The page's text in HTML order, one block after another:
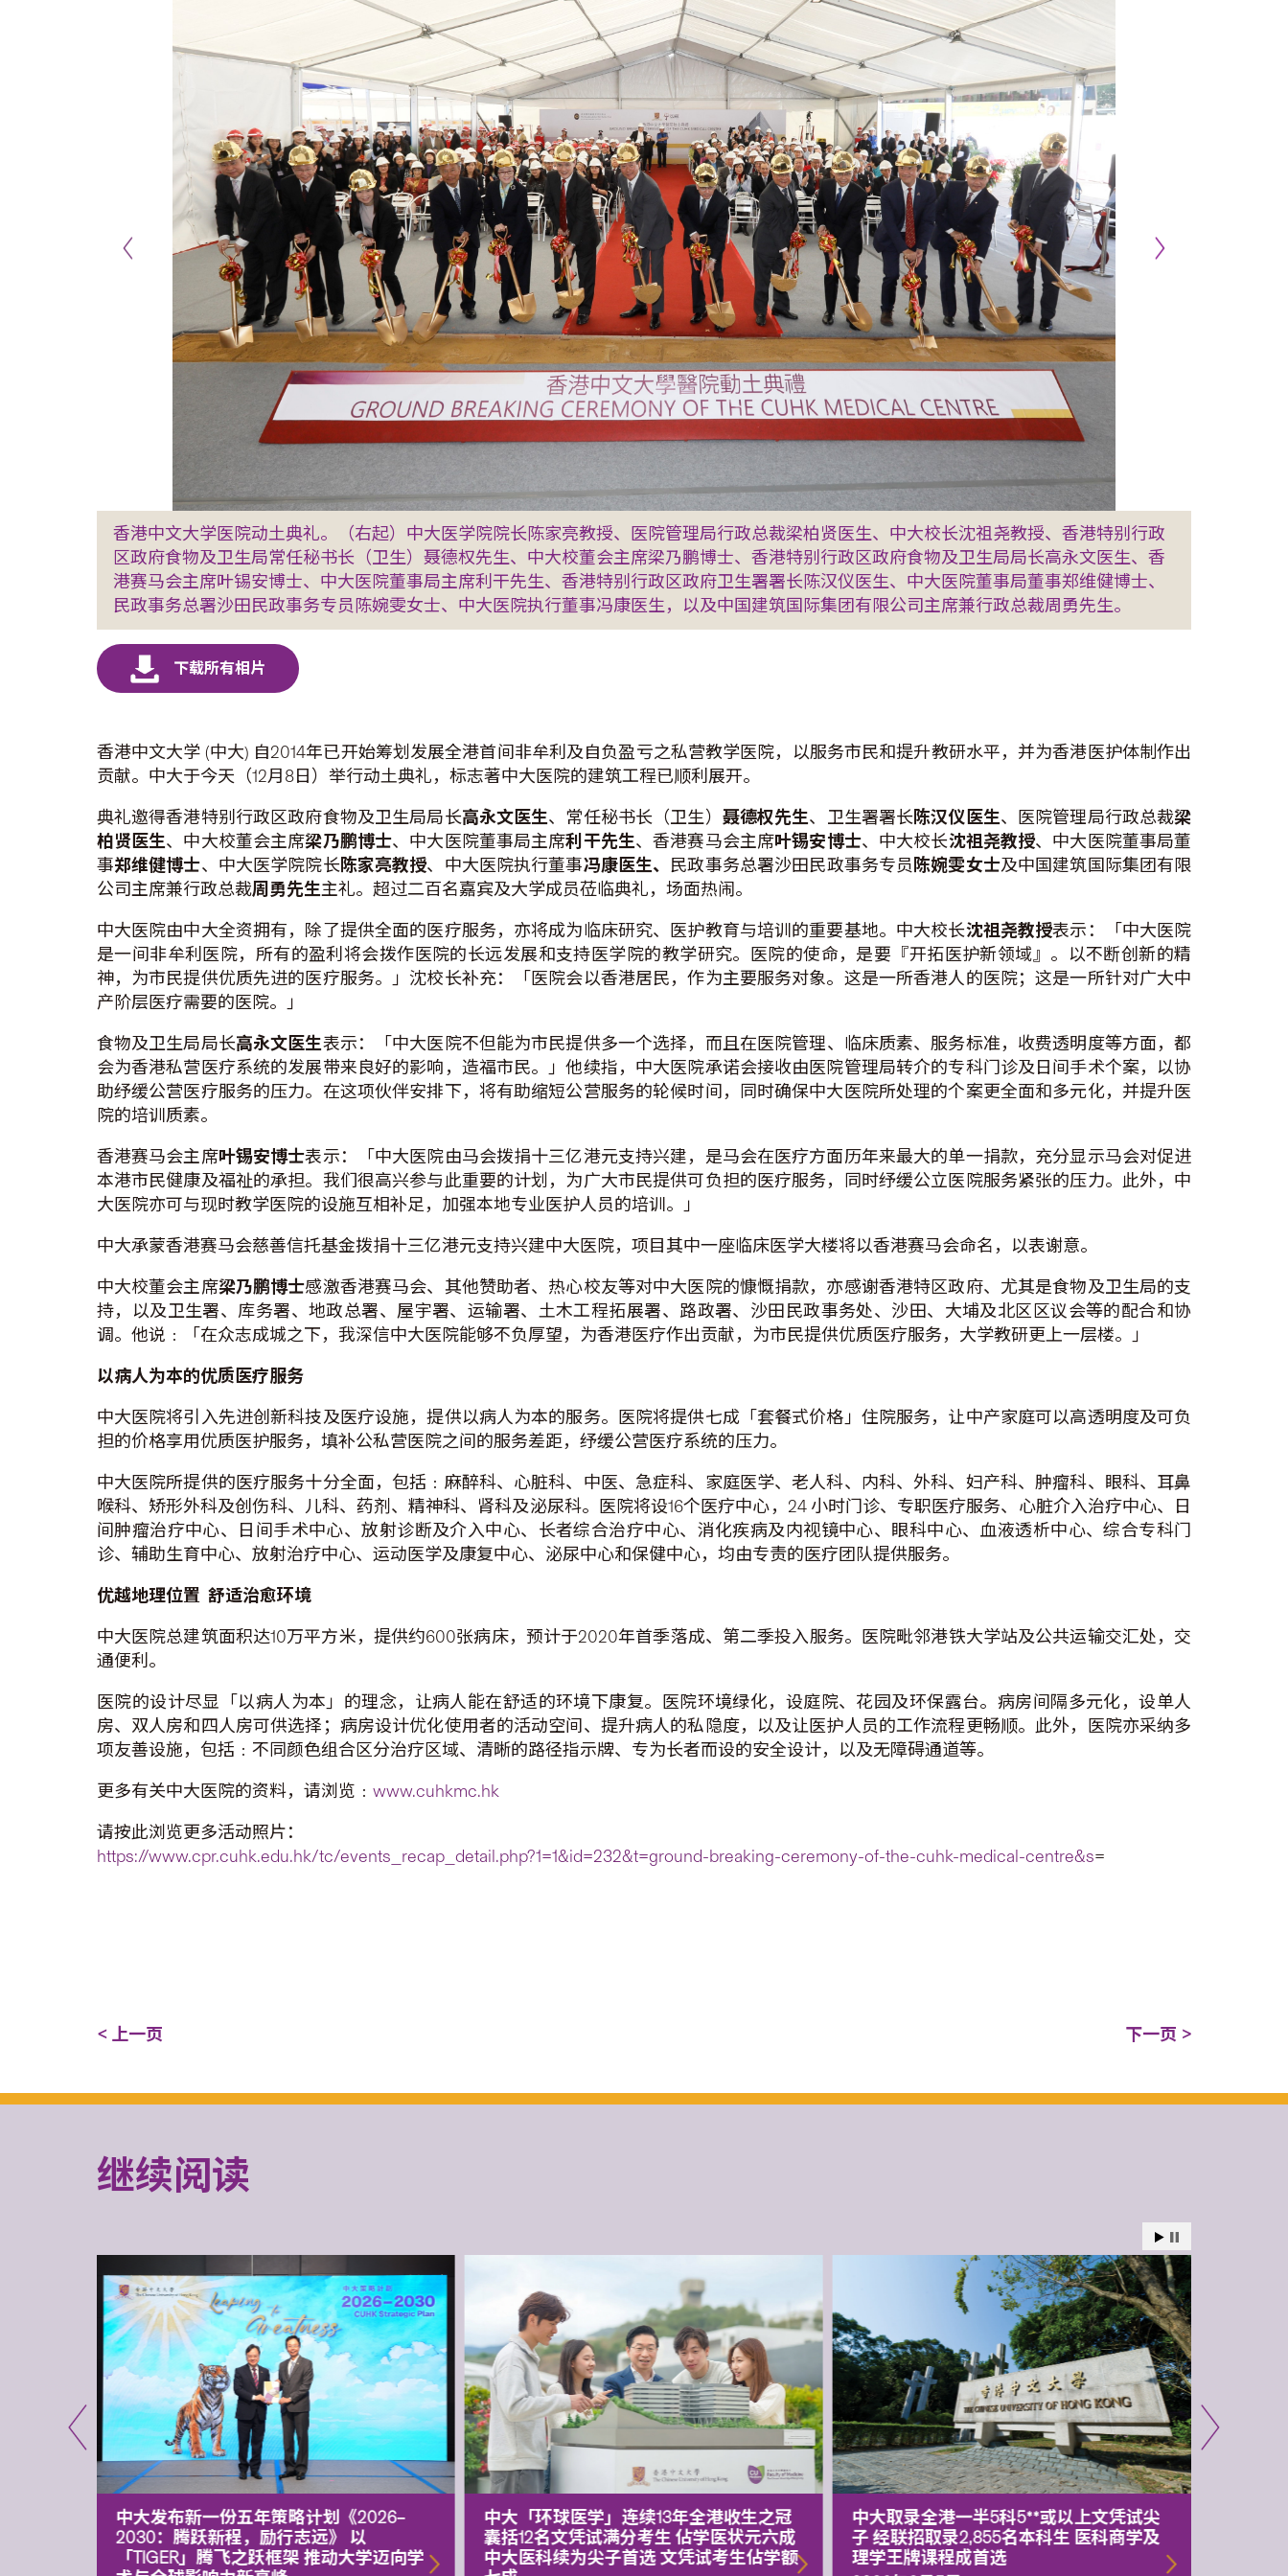
香港中文大学医院动土典礼。（右起）中大医学院院长陈家亮教授、医院管理局行政总裁梁柏贤医生、中大校长沈祖尧教授、香港特别行政
区政府食物及卫生局常任秘书长（卫生）聂德权先生、中大校董会主席梁乃鹏博士、香港特别行政区政府食物及卫生局局长高永文医生、香
港赛马会主席叶锡安博士、中大医院董事局主席利干先生、香港特别行政区政府卫生署署长陈汉仪医生、中大医院董事局董事郑维健博士、
民政事务总署沙田民政事务专员陈婉雯女士、中大医院执行董事冯康医生，以及中国建筑国际集团有限公司主席兼行政总裁周勇先生。
香港中文大学 (中大) 自2014年已开始筹划发展全港首间非牟利及自负盈亏之私营教学医院，以服务市民和提升教研水平，并为香港医护体制作出
贡献。中大于今天（12月8日）举行动土典礼，标志著中大医院的建筑工程已顺利展开。
典礼邀得香港特别行政区政府食物及卫生局局长高永文医生、常任秘书长（卫生） 聂德权先生、卫生署署长陈汉仪医生、医院管理局行政总裁梁
柏贤医生、中大校董会主席梁乃鹏博士、中大医院董事局主席利干先生、香港赛马会主席叶锡安博士、中大校长沈祖尧教授、中大医院董事局董
事郑维健博士、中大医学院院长陈家亮教授、中大医院执行董事冯康医生、 民政事务总署沙田民政事务专员 陈婉雯女士及中国建筑国际集团有限
公司主席兼行政总裁周勇先生主礼。超过二百名嘉宾及大学成员莅临典礼，场面热闹。
中大医院由中大全资拥有，除了提供全面的医疗服务，亦将成为临床研究、医护教育与培训的重要基地。中大校长沈祖尧教授表示：「中大医院
是一间非牟利医院，所有的盈利将会拨作医院的长远发展和支持医学院的教学研究。医院的使命，是要『开拓医护新领域』。以不断创新的精
神，为市民提供优质先进的医疗服务。」沈校长补充：「医院会以香港居民，作为主要服务对象。这是一所香港人的医院；这是一所针对广大中
产阶层医疗需要的医院。」
食物及卫生局局长高永文医生表示：「中大医院不但能为市民提供多一个选择，而且在医院管理、临床质素、服务标准，收费透明度等方面，都
会为香港私营医疗系统的发展带来良好的影响，造福市民。」他续指，中大医院承诺会接收由医院管理局转介的专科门诊及日间手术个案，以协
助纾缓公营医疗服务的压力。在这项伙伴安排下，将有助缩短公营服务的轮候时间，同时确保中大医院所处理的个案更全面和多元化，并提升医
院的培训质素。
香港赛马会主席叶锡安博士表示：「中大医院由马会拨捐十三亿港元支持兴建，是马会在医疗方面历年来最大的单一捐款，充分显示马会对促进
本港市民健康及福祉的承担。我们很高兴参与此重要的计划，为广大市民提供可负担的医疗服务，同时纾缓公立医院服务紧张的压力。此外，中
大医院亦可与现时教学医院的设施互相补足，加强本地专业医护人员的培训。」
中大承蒙香港赛马会慈善信托基金拨捐十三亿港元支持兴建中大医院，项目其中一座临床医学大楼将以香港赛马会命名，以表谢意。
中大校董会主席梁乃鹏博士感激香港赛马会、其他赞助者、热心校友等对中大医院的慷慨捐款，亦感谢香港特区政府、尤其是食物及卫生局的支
持，以及卫生署、库务署、地政总署、屋宇署、运输署、土木工程拓展署、路政署、沙田民政事务处、沙田、大埔及北区区议会等的配合和协
调。他说﹕「在众志成城之下，我深信中大医院能够不负厚望，为香港医疗作出贡献，为市民提供优质医疗服务，大学教研更上一层楼。」
以病人为本的优质医疗服务
中大医院将引入先进创新科技及医疗设施，提供以病人为本的服务。医院将提供七成「套餐式价格」住院服务，让中产家庭可以高透明度及可负
担的价格享用优质医护服务，填补公私营医院之间的服务差距，纾缓公营医疗系统的压力。
中大医院所提供的医疗服务十分全面，包括﹕麻醉科、心脏科、中医、急症科、家庭医学、老人科、内科、外科、妇产科、肿瘤科、眼科、耳鼻
喉科、矫形外科及创伤科、儿科、药剂、精神科、肾科及泌尿科。医院将设16个医疗中心，24 小时门诊、专职医疗服务、心脏介入治疗中心、日
间肿瘤治疗中心、日间手术中心、放射诊断及介入中心、长者综合治疗中心、消化疾病及内视镜中心、眼科中心、血液透析中心、综合专科门
诊、辅助生育中心、放射治疗中心、运动医学及康复中心、泌尿中心和保健中心，均由专责的医疗团队提供服务。
优越地理位置 舒适治愈环境
中大医院总建筑面积达10万平方米，提供约600张病床，预计于2020年首季落成、第二季投入服务。医院毗邻港铁大学站及公共运输交汇处，交
通便利。
医院的设计尽显「以病人为本」的理念，让病人能在舒适的环境下康复。医院环境绿化，设庭院、花园及环保露台。病房间隔多元化，设单人
房、双人房和四人房可供选择；病房设计优化使用者的活动空间、提升病人的私隐度，以及让医护人员的工作流程更畅顺。此外，医院亦采纳多
项友善设施，包括﹕不同颜色组合区分治疗区域、清晰的路径指示牌、专为长者而设的安全设计，以及无障碍通道等。
更多有关中大医院的资料，请浏览﹕ www.cuhkmc.hk
请按此浏览更多活动照片：
https://www.cpr.cuhk.edu.hk/tc/events_recap_detail.php?1=1&id=232&t=ground-breaking-ceremony-of-the-cuhk-medical-centre&s=
< 上一页 下一页 >
继续阅读
中大发布新一份五年策略计划《2026‒
2030：腾跃新程，励行志远》 以
「TIGER」腾飞之跃框架 推动大学迈向学
中大「环球医学」连续13年全港收生之冠
囊括12名文凭试满分考生 佔学医状元六成
中大医科续为尖子首选 文凭试考生佔学额
中大取录全港一半5科5**或以上文凭试尖
子 经联招取录2,855名本科生 医科商学及
理学王牌课程成首选